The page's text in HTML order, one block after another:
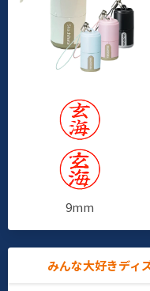
9mm
みんな大好きディ